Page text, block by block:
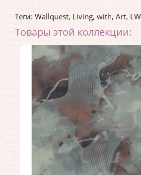
Теги: Wallquest, Living, with, Art,
Товары этой коллекции: